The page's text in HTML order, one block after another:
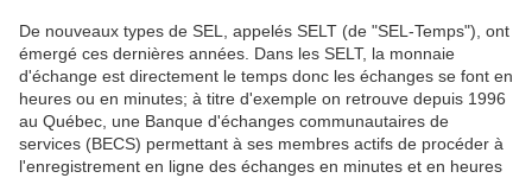
De nouveaux types de SEL, appelés SELT (de "SEL-Temps"), ont
émergé ces dernières années. Dans les SELT, la monnaie
d'échange est directement le temps donc les échanges se font en
heures ou en minutes; à titre d'exemple on retrouve depuis 1996
au Québec, une Banque d'échanges communautaires de
services (BECS) permettant à ses membres actifs de procéder à
l'enregistrement en ligne des échanges en minutes et en heures